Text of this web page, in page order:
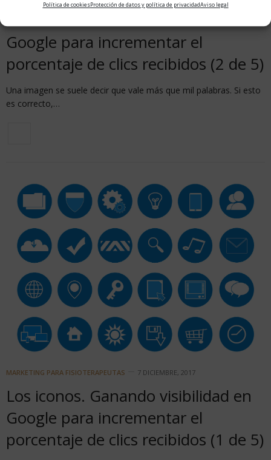
Política de cookiesProtección de datos y política de privacidadAviso legal
Google para incrementar el
porcentaje de clics recibidos (2 de 5)
Una imagen se suele decir que vale más que mil palabras. Si esto
es correcto,…
MARKETING PARA FISIOTERAPEUTAS 7 DICIEMBRE, 2017
Los iconos. Ganando visibilidad en
Google para incrementar el
porcentaje de clics recibidos (1 de 5)